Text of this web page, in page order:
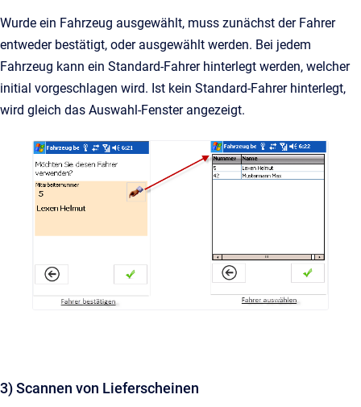
Wurde ein Fahrzeug ausgewählt, muss zunächst der Fahrer
entweder bestätigt, oder ausgewählt werden. Bei jedem
Fahrzeug kann ein Standard-Fahrer hinterlegt werden, welcher
initial vorgeschlagen wird. Ist kein Standard-Fahrer hinterlegt,
wird gleich das Auswahl-Fenster angezeigt.
3) Scannen von Lieferscheinen